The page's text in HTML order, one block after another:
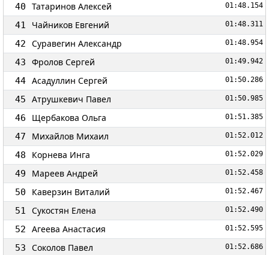
40 Татаринов Алексей 01:48.154
41 Чайников Евгений 01:48.311
42 Суравегин Александр 01:48.954
43 Фролов Сергей 01:49.942
44 Асадуллин Сергей 01:50.286
45 Атрушкевич Павел 01:50.985
46 Щербакова Ольга 01:51.385
47 Михайлов Михаил 01:52.012
48 Корнева Инга 01:52.029
49 Мареев Андрей 01:52.458
50 Каверзин Виталий 01:52.467
51 Сукостян Елена 01:52.490
52 Агеева Анастасия 01:52.595
53 Соколов Павел 01:52.686